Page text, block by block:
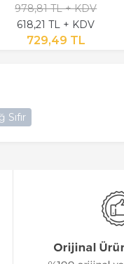
978,81 TL + KDV
618,21 TL + KDV
729,49 TL